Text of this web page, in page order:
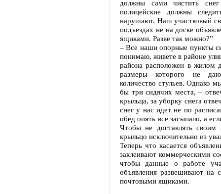
должны сами чистить
полицейские должны
нарушают. Наш участковый
подъездах не на доске
ящиками. Разве так можно?”
– Все наши опорные пункты
понимаю, живете в районе
района расположен в жилом
размеры которого не
количество стульев. Однако
бы три сидячих места, –
крыльца, за уборку снега
снег у нас идет не по
обед опять все засыпало, а
Чтобы не доставлять
крыльцо исключительно из
Теперь что касается
заклеивают коммерческими
чтобы данные о работе
объявления развешивают
почтовыми ящиками.